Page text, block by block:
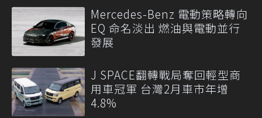
Mercedes-Benz 電動策略轉向
EQ 命名淡出 燃油與電動並行
發展
J SPACE翻轉戰局奪回輕型商
用車冠軍 台灣2月車市年增
4.8%